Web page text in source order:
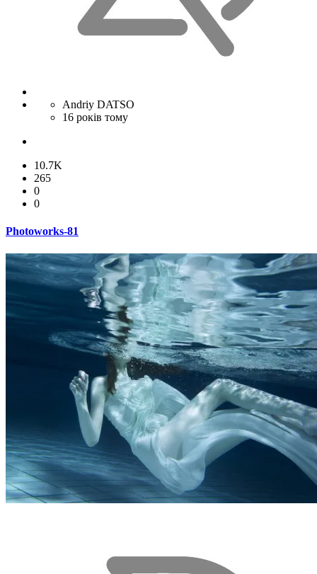
Andriy DATSO
16 років тому
10.7K
265
0
0
Photoworks-81